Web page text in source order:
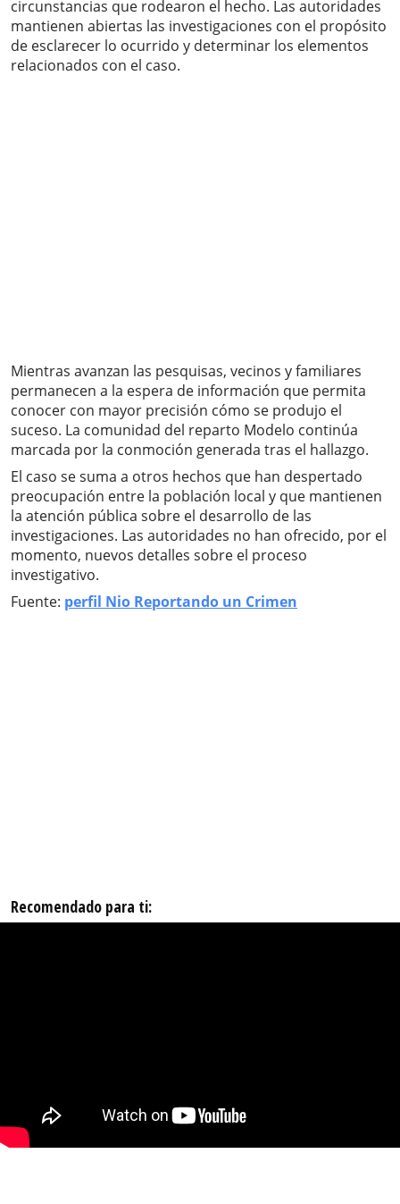
circunstancias que rodearon el hecho. Las autoridades
mantienen abiertas las investigaciones con el propósito
de esclarecer lo ocurrido y determinar los elementos
relacionados con el caso.
Mientras avanzan las pesquisas, vecinos y familiares
permanecen a la espera de información que permita
conocer con mayor precisión cómo se produjo el
suceso. La comunidad del reparto Modelo continúa
marcada por la conmoción generada tras el hallazgo.
El caso se suma a otros hechos que han despertado
preocupación entre la población local y que mantienen
la atención pública sobre el desarrollo de las
investigaciones. Las autoridades no han ofrecido, por el
momento, nuevos detalles sobre el proceso
investigativo.
Fuente: perfil Nio Reportando un Crimen
Recomendado para ti: